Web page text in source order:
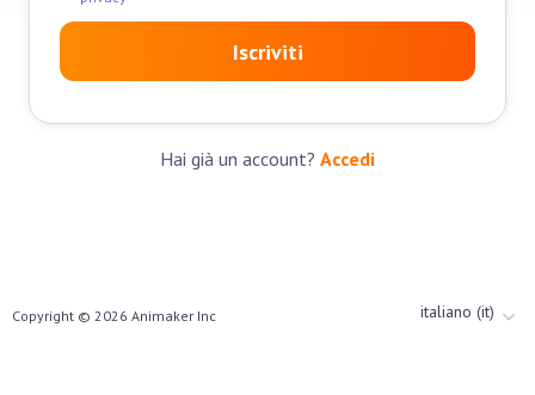
Iscriviti
Hai già un account? Accedi
Copyright © 2026 Animaker Inc italiano (it)